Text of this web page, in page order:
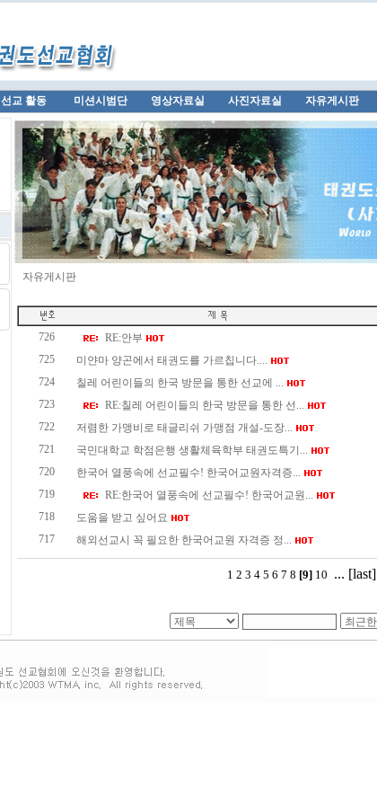
선교 활동 미션시범단 영상자료실 사진자료실 자유게시판
자유게시판
726 RE:안부
725
미얀마 양곤에서 태권도를 가르칩니다....
724
칠레 어린이들의 한국 방문을 통한 선교에 ...
723
RE:칠레 어린이들의 한국 방문을 통한 선...
722
저렴한 가맹비로 태글리쉬 가맹점 개설-도장...
721
국민대학교 학점은행 생활체육학부 태권도특기...
720
한국어 열풍속에 선교필수! 한국어교원자격증...
719
RE:한국어 열풍속에 선교필수! 한국어교원...
718
도움을 받고 싶어요
717
해외선교시 꼭 필요한 한국어교원 자격증 정...
1 2 3 4 5 6 7 8 [9] 10 ... [last]